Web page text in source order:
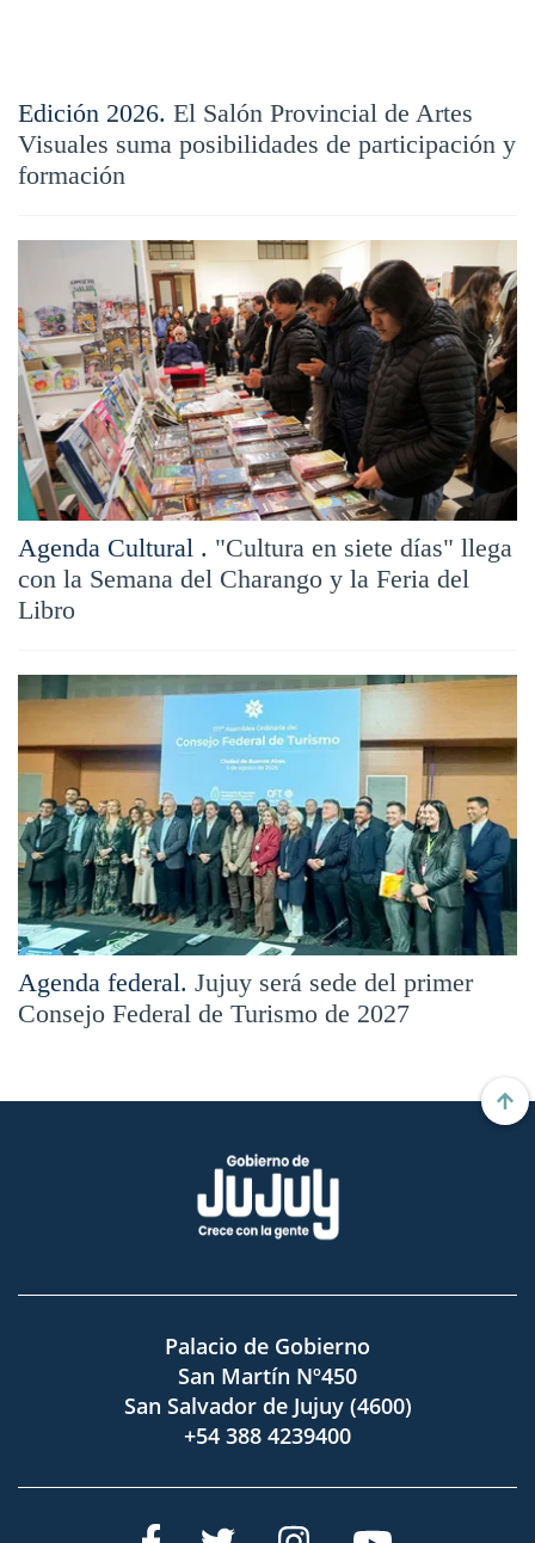
Edición 2026. El Salón Provincial de Artes
Visuales suma posibilidades de participación y
formación
Agenda Cultural . "Cultura en siete días" llega
con la Semana del Charango y la Feria del
Libro
Agenda federal. Jujuy será sede del primer
Consejo Federal de Turismo de 2027
Palacio de Gobierno
San Martín Nº450
San Salvador de Jujuy (4600)
+54 388 4239400